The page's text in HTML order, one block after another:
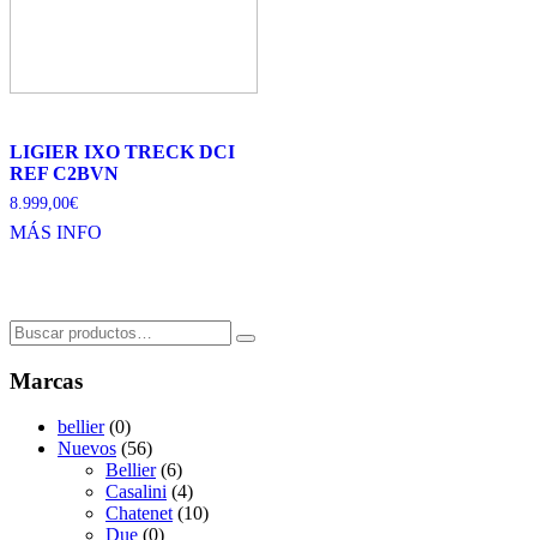
LIGIER IXO TRECK DCI
REF C2BVN
8.999,00€
MÁS INFO
Search
for:
Marcas
bellier (0)
Nuevos (56)
Bellier (6)
Casalini (4)
Chatenet (10)
Due (0)